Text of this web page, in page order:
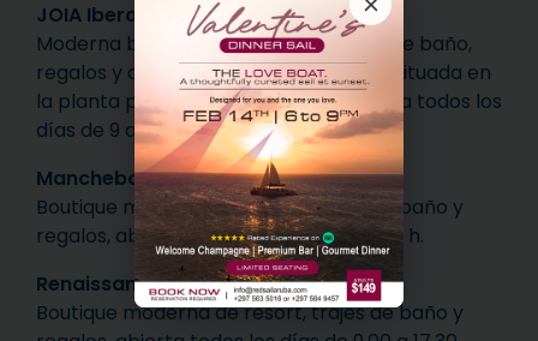
JOIA Iberostar Grand
Moderna boutique de resorts y trajes de baño,
regalos y artículos de conveniencia – Situada en
la planta principal del vestíbulo, abierta todos los
días de 9 a 21 h.
Manchebo Beach Resort
Boutique moderna de resort, trajes de baño y
regalos, abierta todos los días de 9 a 18 h.
Renaissance Private Island Resort
Boutique moderna de resort, trajes de baño y